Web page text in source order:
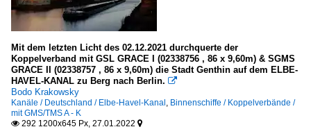
Mit dem letzten Licht des 02.12.2021 durchquerte der
Koppelverband mit GSL GRACE I (02338756 , 86 x 9,60m) & SGMS
GRACE II (02338757 , 86 x 9,60m) die Stadt Genthin auf dem ELBE-
HAVEL-KANAL zu Berg nach Berlin. 
Bodo Krakowsky
Kanäle / Deutschland / Elbe-Havel-Kanal, Binnenschiffe / Koppelverbände /
mit GMS/TMS A - K
 292 1200x645 Px, 27.01.2022 